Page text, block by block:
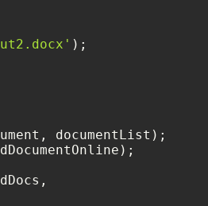
);